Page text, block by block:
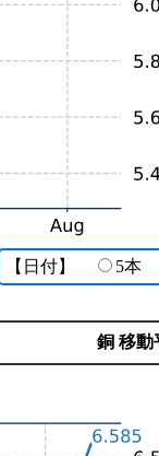
【日付】 5本
銅 移動